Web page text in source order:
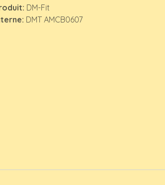
DM-Fit
DMT AMCB0607